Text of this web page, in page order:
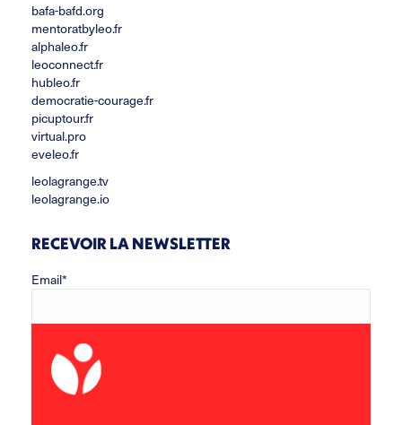
bafa-bafd.org
mentoratbyleo.fr
alphaleo.fr
leoconnect.fr
hubleo.fr
democratie-courage.fr
picuptour.fr
virtual.pro
eveleo.fr
leolagrange.tv
leolagrange.io
RECEVOIR LA NEWSLETTER
Email*
Prénom